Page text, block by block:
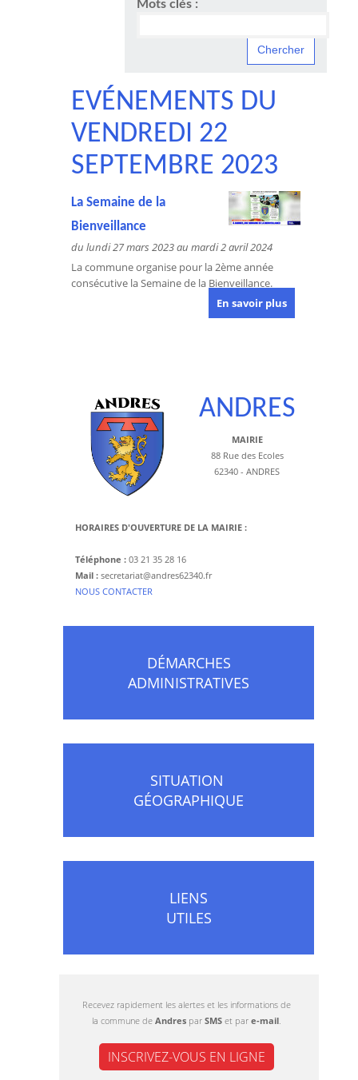
Mots clés :
EVÉNEMENTS DU
VENDREDI 22
SEPTEMBRE 2023
La Semaine de la
Bienveillance
du lundi 27 mars 2023 au mardi 2 avril 2024
La commune organise pour la 2ème année
consécutive la Semaine de la Bienveillance.
En savoir plus
ANDRES
MAIRIE
88 Rue des Ecoles
62340 - ANDRES
HORAIRES D'OUVERTURE DE LA MAIRIE :
Téléphone : 03 21 35 28 16
Mail : secretariat@andres62340.fr
​NOUS CONTACTER
DÉMARCHES
ADMINISTRATIVES
SITUATION
GÉOGRAPHIQUE
LIENS
UTILES
Recevez rapidement les alertes et les informations de
la commune de Andres par SMS et par e-mail.
INSCRIVEZ-VOUS EN LIGNE